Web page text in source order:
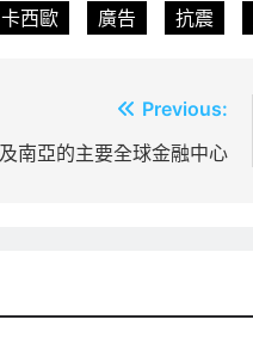
卡西歐 廣告 抗震
Previous:
南亞的主要全球金融中心